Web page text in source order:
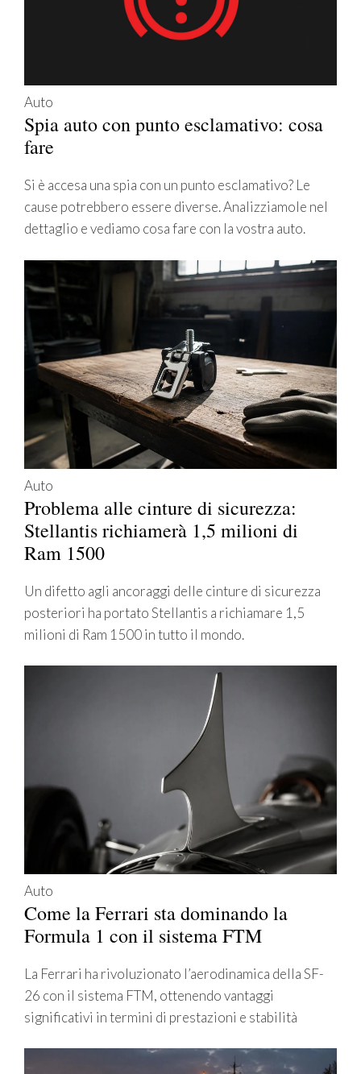
Auto
Spia auto con punto esclamativo: cosa
fare
Si è accesa una spia con un punto esclamativo? Le
cause potrebbero essere diverse. Analizziamole nel
dettaglio e vediamo cosa fare con la vostra auto.
Auto
Problema alle cinture di sicurezza:
Stellantis richiamerà 1,5 milioni di
Ram 1500
Un difetto agli ancoraggi delle cinture di sicurezza
posteriori ha portato Stellantis a richiamare 1,5
milioni di Ram 1500 in tutto il mondo.
Auto
Come la Ferrari sta dominando la
Formula 1 con il sistema FTM
La Ferrari ha rivoluzionato l’aerodinamica della SF-
26 con il sistema FTM, ottenendo vantaggi
significativi in termini di prestazioni e stabilità